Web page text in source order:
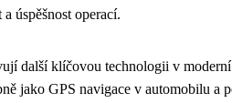
úspěšnost operací.
další klíčovou technologii v
jako GPS navigace v automobilu a